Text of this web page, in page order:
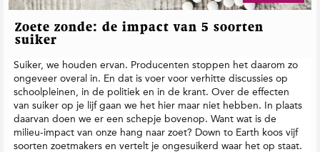
Zoete zonde: de impact van 5 soorten
suiker
Suiker, we houden ervan. Producenten stoppen het daarom zo
ongeveer overal in. En dat is voer voor verhitte discussies op
schoolpleinen, in de politiek en in de krant. Over de effecten
van suiker op je lijf gaan we het hier maar niet hebben. In plaats
daarvan doen we er een schepje bovenop. Want wat is de
milieu-impact van onze hang naar zoet? Down to Earth koos vijf
soorten zoetmakers en vertelt je ongesuikerd waar het op staat.